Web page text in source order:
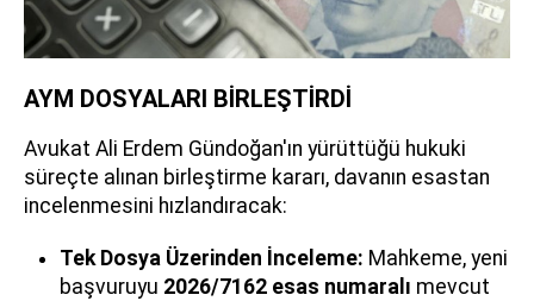
AYM DOSYALARI BİRLEŞTİRDİ
Avukat Ali Erdem Gündoğan'ın yürüttüğü hukuki
süreçte alınan birleştirme kararı, davanın esastan
incelenmesini hızlandıracak:
Tek Dosya Üzerinden İnceleme: Mahkeme, yeni
başvuruyu 2026/7162 esas numaralı mevcut